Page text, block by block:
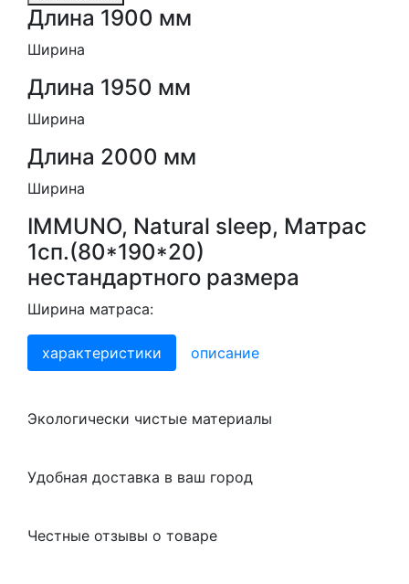
Длина 1900 мм
Ширина
Длина 1950 мм
Ширина
Длина 2000 мм
Ширина
IMMUNO, Natural sleep, Матрас
1сп.(80*190*20)
нестандартного размера
Ширина матраса:
характеристики описание
Экологически чистые материалы
Удобная доставка в ваш город
Честные отзывы о товаре